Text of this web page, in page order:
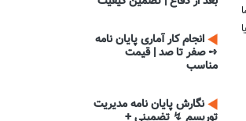
انجام کار آماری پایان نامه
➺ صفر تا صد | قیمت
مناسب
نگارش پایان نامه مدیریت